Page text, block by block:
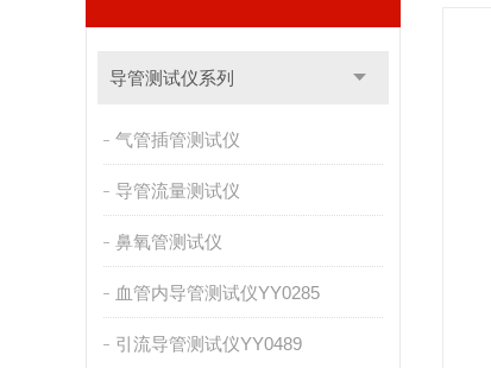
导管测试仪系列
气管插管测试仪
导管流量测试仪
鼻氧管测试仪
血管内导管测试仪YY0285
引流导管测试仪YY0489